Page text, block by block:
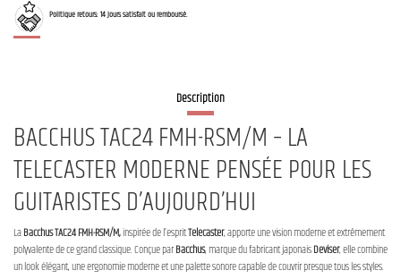
Politique retours: 14 jours satisfait ou remboursé.
Description
BACCHUS TAC24 FMH-RSM/M – LA
TELECASTER MODERNE PENSÉE POUR LES
GUITARISTES D’AUJOURD’HUI
LaBacchus TAC24 FMH-RSM/M,inspirée de l’espritTelecaster, apporte une vision moderne et extrêmement
polyvalente de ce grand classique. Conçue parBacchus, marque du fabricant japonaisDeviser, elle combine
un look élégant, une ergonomie moderne et une palette sonore capable de couvrir presque tous les styles.